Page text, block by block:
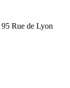
95 Rue de Lyon